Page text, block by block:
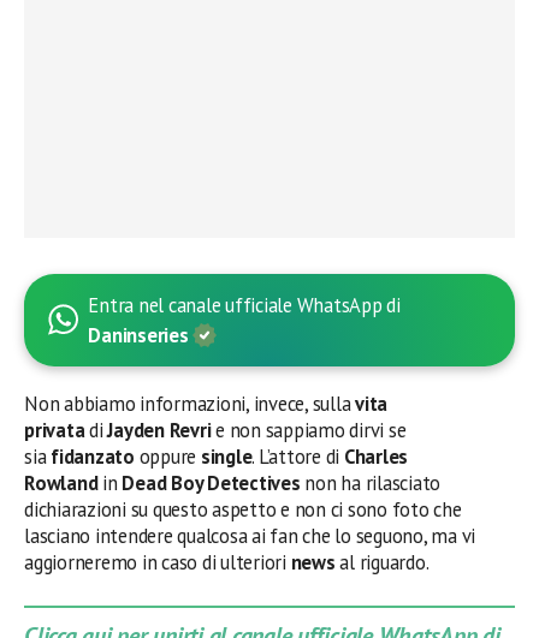
Entra nel canale ufficiale WhatsApp di
Daninseries
Non abbiamo informazioni, invece, sullavita
privatadiJayden Revrie non sappiamo dirvi se
siafidanzato oppure single. L’attore di Charles
Rowlandin Dead Boy Detectives non ha rilasciato
dichiarazioni su questo aspetto e non ci sono foto che
lasciano intendere qualcosa ai fan che lo seguono, ma vi
aggiorneremo in caso di ulteriori newsal riguardo.